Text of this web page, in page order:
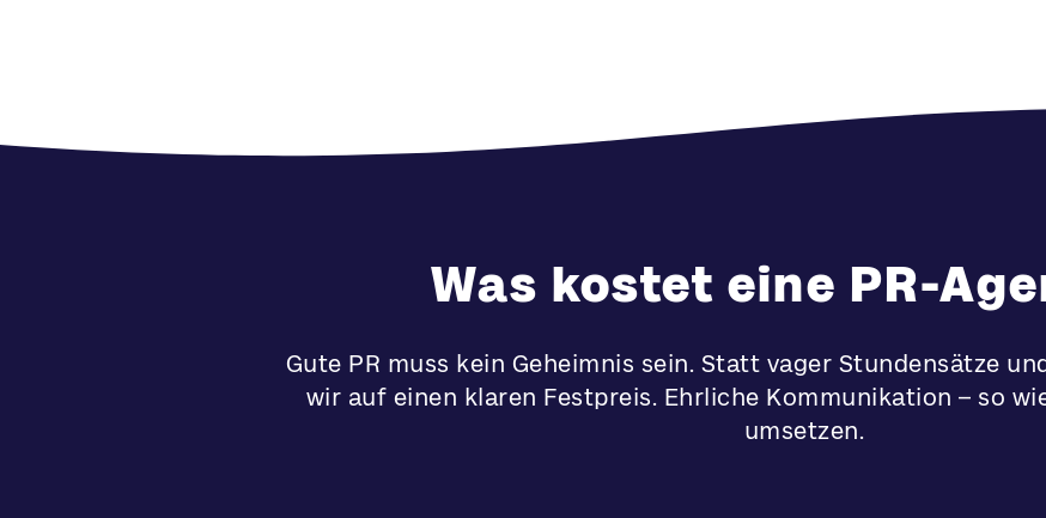
Was kostet eine PR-
Gute PR muss kein Geheimnis sein. Statt vager Stundensätze
wir auf einen klaren Festpreis. Ehrliche Kommunikation – so
umsetzen.